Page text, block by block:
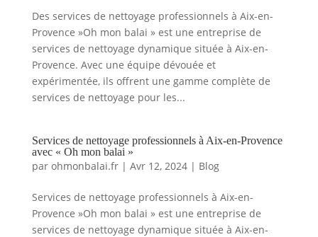
Des services de nettoyage professionnels à Aix-en-
Provence »Oh mon balai » est une entreprise de
services de nettoyage dynamique située à Aix-en-
Provence. Avec une équipe dévouée et
expérimentée, ils offrent une gamme complète de
services de nettoyage pour les...
Services de nettoyage professionnels à Aix-en-Provence
avec « Oh mon balai »
par ohmonbalai.fr| Avr 12, 2024| Blog
Services de nettoyage professionnels à Aix-en-
Provence »Oh mon balai » est une entreprise de
services de nettoyage dynamique située à Aix-en-